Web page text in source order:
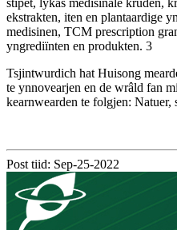
stipet, lykas medisinale krûden,
ekstrakten, iten en plantaardige
medisinen, TCM prescription
yngrediïnten en produkten. 3
Tsjintwurdich hat Huisong
te ynnovearjen en de wrâld fan
kearnwearden te folgjen: Natuer,
Post tiid: Sep-25-2022